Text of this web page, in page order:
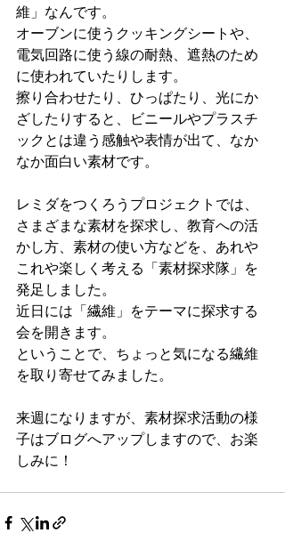
維」なんです。
オーブンに使うクッキングシートや、
電気回路に使う線の耐熱、遮熱のため
に使われていたりします。
擦り合わせたり、ひっぱたり、光にか
ざしたりすると、ビニールやプラスチ
ックとは違う感触や表情が出て、なか
なか面白い素材です。
レミダをつくろうプロジェクトでは、
さまざまな素材を探求し、教育への活
かし方、素材の使い方などを、あれや
これや楽しく考える「素材探求隊」を
発足しました。
近日には「繊維」をテーマに探求する
会を開きます。
ということで、ちょっと気になる繊維
を取り寄せてみました。
来週になりますが、素材探求活動の様
子はブログへアップしますので、お楽
しみに！